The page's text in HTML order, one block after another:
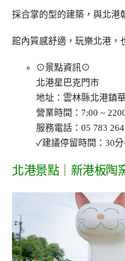
採合掌的型的建築，與北港
館內質感舒適，玩樂北港，
⊙景點資訊⊙
北港星巴克門市
地址：雲林縣北港鎮
營業時間：7:00 ~
服務電話：05 783
✓建議停留時間：30
北港景點｜新港板陶